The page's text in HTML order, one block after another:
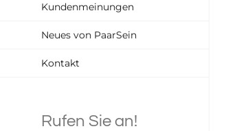
Kundenmeinungen
Neues von PaarSein
Kontakt
Rufen Sie an!